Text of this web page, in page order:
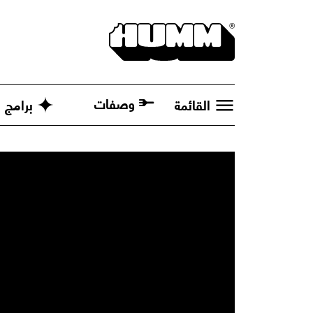
القائمة وصفات برامج